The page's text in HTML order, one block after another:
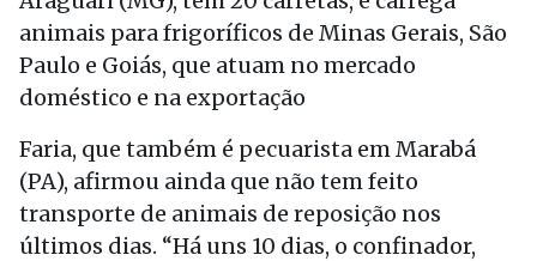
animais para frigoríficos de Minas Gerais, São
Paulo e Goiás, que atuam no mercado
doméstico e na exportação
Faria, que também é pecuarista em Marabá
(PA), afirmou ainda que não tem feito
transporte de animais de reposição nos
últimos dias. “Há uns 10 dias, o confinador,